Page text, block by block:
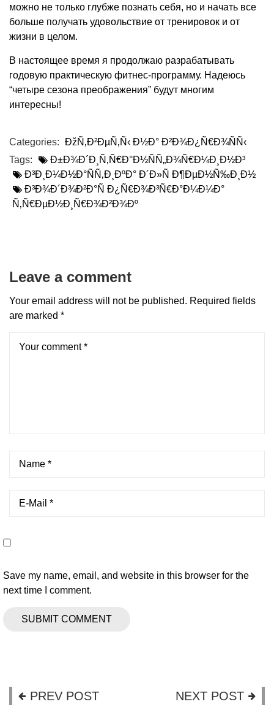
можно не только глубже познать себя, но и начать все
больше получать удовольствие от тренировок и от
жизни в целом.
В настоящее время я продолжаю разрабатывать
годовую практическую фитнес-программу. Надеюсь
“четыре сезона преображения” будут многим
интересны!
Categories: ÐžÑ‚Ð²ÐµÑ‚Ñ‹ Ð½Ð° Ð²Ð¾Ð¿Ñ€Ð¾ÑÑ‹
Tags:
Ð±Ð¾Ð´Ð¸Ñ‚Ñ€Ð°Ð½ÑÑ„Ð¾Ñ€Ð¼Ð¸Ð½Ð³
Ð³Ð¸Ð¼Ð½Ð°ÑÑ‚Ð¸ÐºÐ° Ð´Ð»Ñ Ð¶ÐµÐ½Ñ‰Ð¸Ð½
Ð³Ð¾Ð´Ð¾Ð²Ð°Ñ Ð¿Ñ€Ð¾Ð³Ñ€Ð°Ð¼Ð¼Ð°
Ñ‚Ñ€ÐµÐ½Ð¸Ñ€Ð¾Ð²Ð¾Ðº
Leave a comment
Your email address will not be published. Required fields
are marked *
Save my name, email, and website in this browser for the
next time I comment.
PREV POST NEXT POST